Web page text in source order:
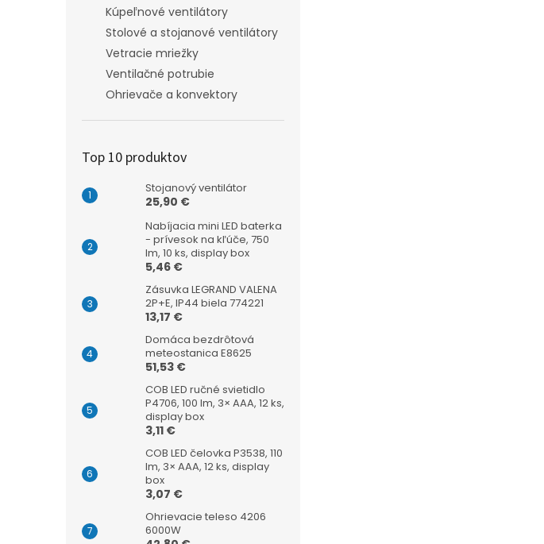
Kúpeľnové ventilátory
Stolové a stojanové ventilátory
Vetracie mriežky
Ventilačné potrubie
Ohrievače a konvektory
Top 10 produktov
Stojanový ventilátor
25,90 €
Nabíjacia mini LED baterka
- prívesok na kľúče, 750
lm, 10 ks, display box
5,46 €
Zásuvka LEGRAND VALENA
2P+E, IP44 biela 774221
13,17 €
Domáca bezdrôtová
meteostanica E8625
51,53 €
COB LED ručné svietidlo
P4706, 100 lm, 3× AAA, 12 ks,
display box
3,11 €
COB LED čelovka P3538, 110
lm, 3× AAA, 12 ks, display
box
3,07 €
Ohrievacie teleso 4206
6000W